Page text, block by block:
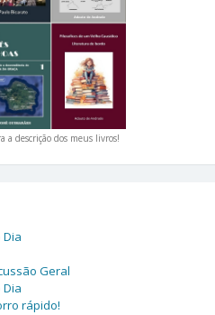
a descrição dos meus livros!
Geral
rápido!